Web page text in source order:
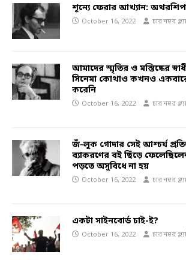
শূন্যে ফেরার আখ্যান:
October 16, 2022 চার নম্বর
আমাদের স্মৃতির ও মস্তিষ্কের
সিনেমা কোথাও কখনও
করেনি
October 16, 2022 চার নম্বর
জঁ-লুক গোদার সেই আশ্চর্য
ব্যাকরণের বই ছিঁড়ে
পড়তে অসুবিধে না হয়
October 16, 2022 চার নম্বর
একটা সাইনবোর্ড চাই-ই?
October 16, 2022 চার নম্বর